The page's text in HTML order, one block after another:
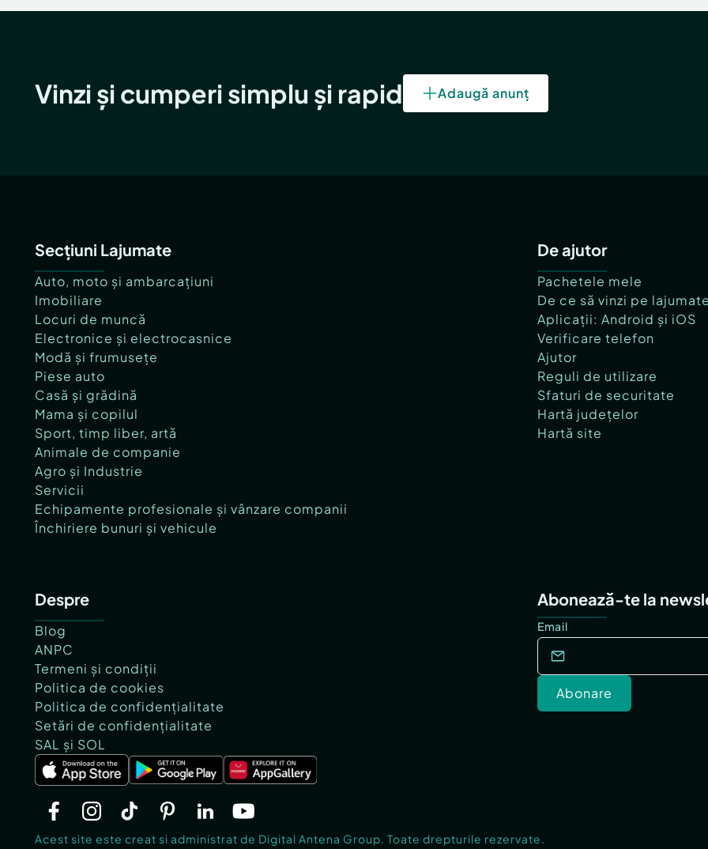
Vinzi și cumperi simplu și rapid Adaugă anunț
Secțiuni Lajumate
Auto, moto și ambarcațiuni
Imobiliare
Locuri de muncă
Electronice și electrocasnice
Modă și frumusețe
Piese auto
Casă și grădină
Mama și copilul
Sport, timp liber, artă
Animale de companie
Agro și Industrie
Servicii
Echipamente profesionale și vânzare companii
Închiriere bunuri și vehicule
De ajutor
Pachetele mele
De ce să vinzi pe
Aplicații: Android și iOS
Verificare telefon
Ajutor
Reguli de utilizare
Sfaturi de securitate
Hartă județelor
Hartă site
Despre
Blog
ANPC
Termeni și condiții
Politica de cookies
Politica de confidențialitate
Setări de confidențialitate
SAL și SOL
Abonează-te la
Email
Abonare
Acest site este creat si administrat de Digital Antena Group. Toate drepturile rezervate.